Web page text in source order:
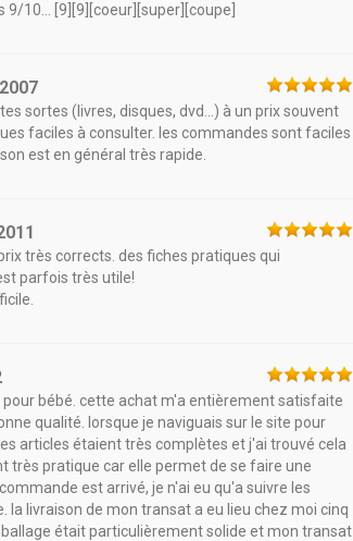
10... [9][9][coeur][super][coupe]
sortes (livres, disques, dvd...) à un prix souvent
faciles à consulter. les commandes sont faciles
est en général très rapide.
très corrects. des fiches pratiques qui
parfois très utile!
bébé. cette achat m'a entièrement satisfaite
qualité. lorsque je naviguais sur le site pour
articles étaient très complètes et j'ai trouvé cela
très pratique car elle permet de se faire une
est arrivé, je n'ai eu qu'a suivre les
livraison de mon transat a eu lieu chez moi cinq
était particulièrement solide et mon transat